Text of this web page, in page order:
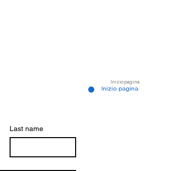
Inizio pagina
Last name
Inizio pagina